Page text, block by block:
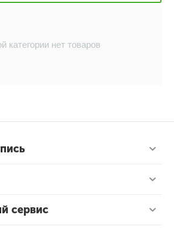
категории нет товаров
сервис